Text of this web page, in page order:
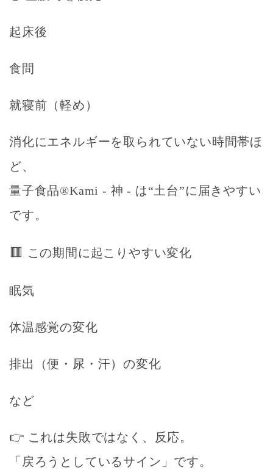
起床後
食間
就寝前（軽め）
消化にエネルギーを取られていない時間帯ほ
ど、
量子食品®Kami - 神 - は“土台”に届きやすい
です。
🟥 この期間に起こりやすい変化
眠気
体温感覚の変化
排出（便・尿・汗）の変化
など
👉 これは失敗ではなく、反応。
「戻ろうとしているサイン」です。